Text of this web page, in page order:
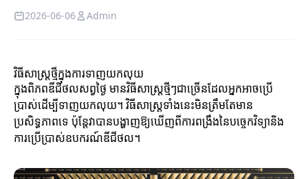
2026-06-06 Admin
វិធីសាស្ត្រថ្មីក្នុងការទាញយកលុយ
ក្នុងពិភពឌីជីថលសព្វថ្ងៃ មានវិធីសាស្ត្រថ្មីៗជាច្រើនដែលអ្នកអាចប្រើ
ប្រាស់ដើម្បីទាញយកលុយ។ វិធីសាស្ត្រទាំងនេះមិនត្រឹមតែមាន
ប្រសិទ្ធភាពទេ ប៉ុន្តែវាបានបង្ហាញឱ្យឃើញពីការពង្រឹងនៃបច្ចេកវិទ្យានិង
ការប្រើប្រាស់ឧបករណ៍ឌីជីថល។